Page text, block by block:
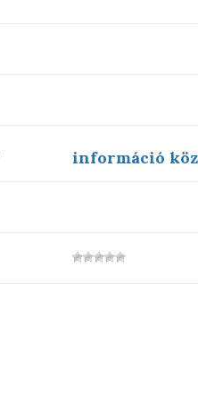
információ